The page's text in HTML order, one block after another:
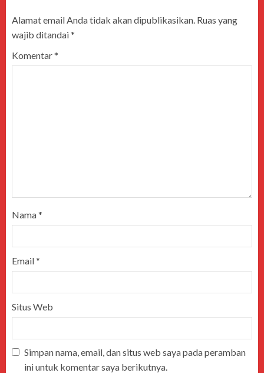
Alamat email Anda tidak akan dipublikasikan. Ruas yang
wajib ditandai*
Komentar*
Nama*
Email*
Situs Web
Simpan nama, email, dan situs web saya pada peramban
ini untuk komentar saya berikutnya.